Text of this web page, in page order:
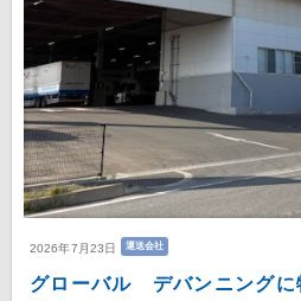
2026年7月23日 運送会社
グローバル デバンニングに